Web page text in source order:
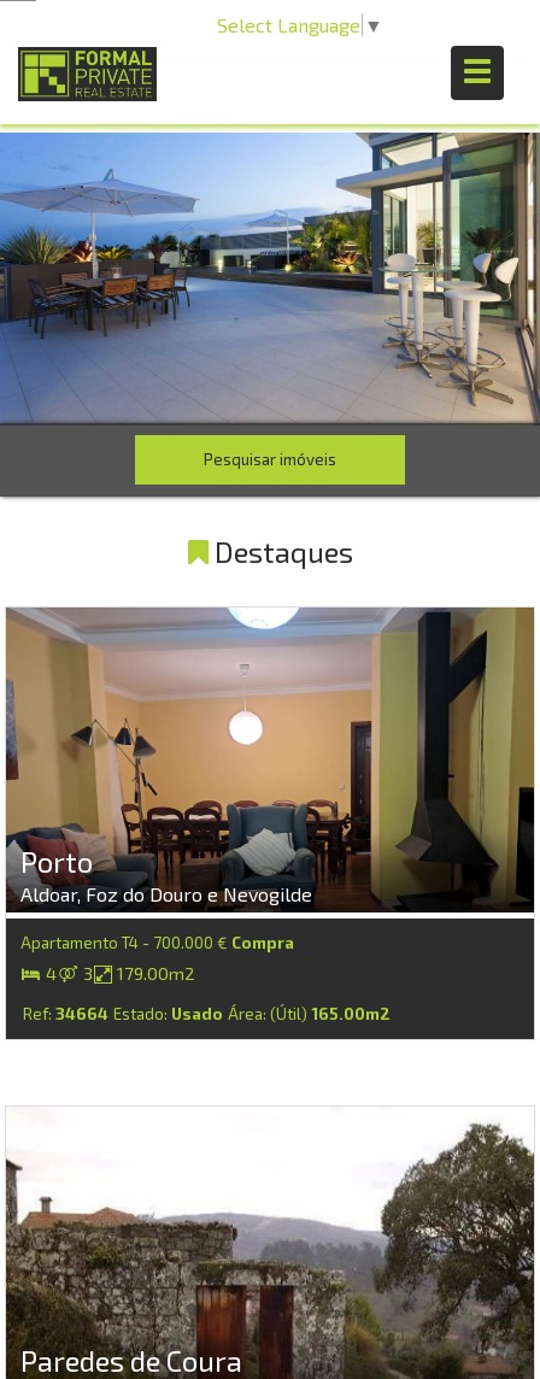
Select Language ▼
Pesquisar imóveis
Destaques
Porto
Aldoar, Foz do Douro e Nevogilde
Apartamento T4 - 700.000 € Compra
4 3 179.00m2
Ref: 34664 Estado: Usado Área: (Útil) 165.00m2
Paredes de Coura